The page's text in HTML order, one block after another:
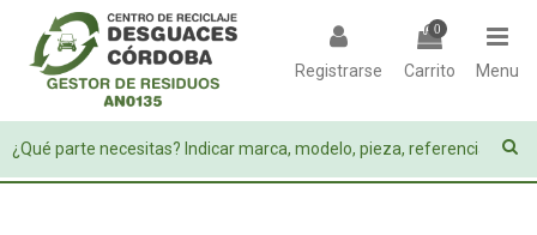
Registrarse
0
Carrito Menu